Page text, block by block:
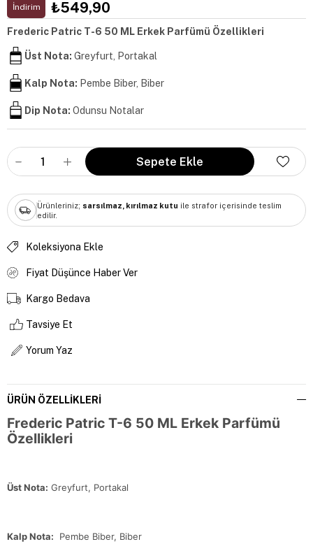
İndirim ₺549,90
Frederic Patric T-6 50 ML Erkek Parfümü Özellikleri
Üst Nota: Greyfurt, Portakal
Kalp Nota: Pembe Biber, Biber
Dip Nota: Odunsu Notalar
Ürünleriniz; sarsılmaz, kırılmaz kutu ile strafor içerisinde teslim
edilir.
Koleksiyona Ekle
Fiyat Düşünce Haber Ver
Kargo Bedava
Tavsiye Et
Yorum Yaz
ÜRÜN ÖZELLIKLERI
Frederic Patric T-6 50 ML Erkek Parfümü
Özellikleri
Üst Nota: Greyfurt, Portakal
Kalp Nota: Pembe Biber, Biber